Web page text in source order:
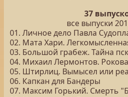
37
все выпуски
01. Личное дело Павла
02. Мата Хари.
03. Большой грабеж. Тайна
04. Михаил Лермонтов.
05. Штирлиц. Вымысел или
06. Капкан для Бандеры
07. Максим Горький. Смерть